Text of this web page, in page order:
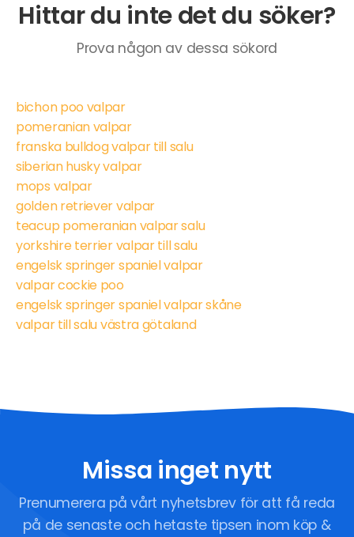
Hittar du inte det du söker?
Prova någon av dessa sökord
bichon poo valpar
pomeranian valpar
franska bulldog valpar till salu
siberian husky valpar
mops valpar
golden retriever valpar
teacup pomeranian valpar salu
yorkshire terrier valpar till salu
engelsk springer spaniel valpar
valpar cockie poo
engelsk springer spaniel valpar skåne
valpar till salu västra götaland
Missa inget nytt
Prenumerera på vårt nyhetsbrev för att få reda
på de senaste och hetaste tipsen inom köp &